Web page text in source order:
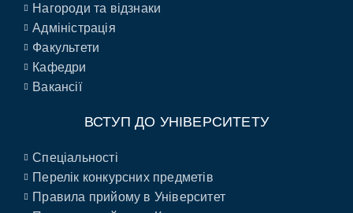
Нагороди та відзнаки
Адміністрація
Факультети
Кафедри
Вакансії
ВСТУП ДО УНІВЕРСИТЕТУ
Спеціальності
Перелік конкурсних предметів
Правила прийому в Університет